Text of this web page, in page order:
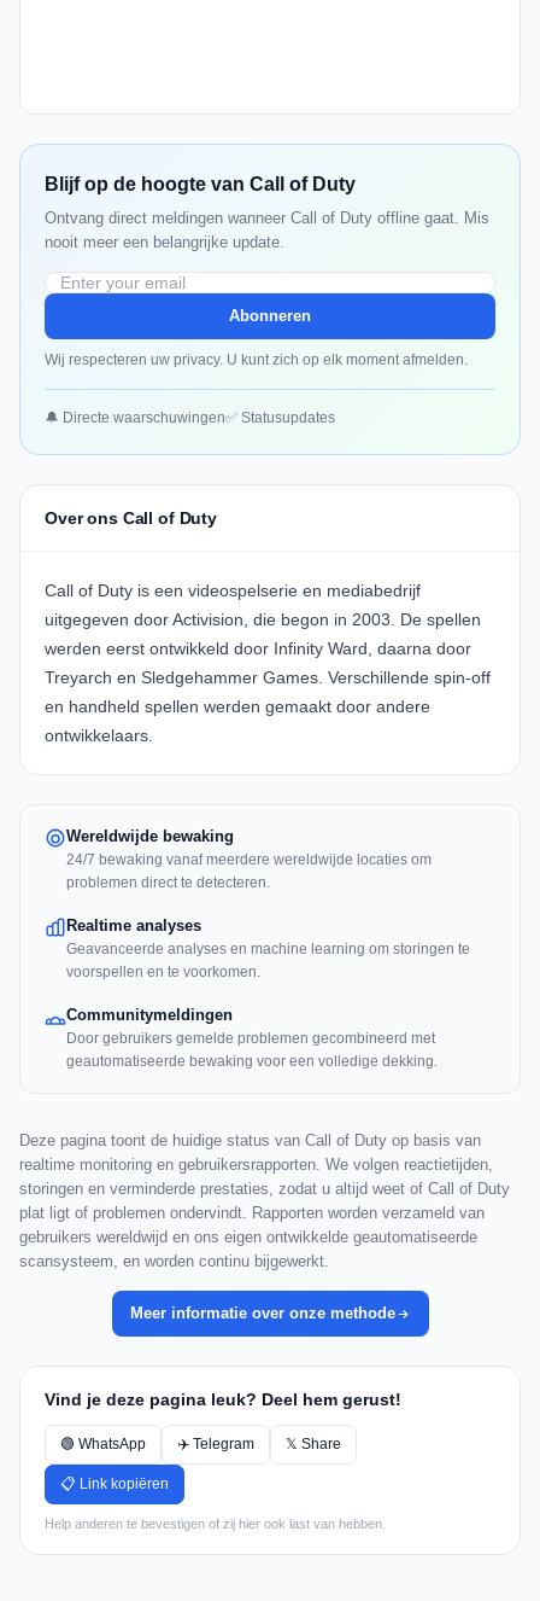
Blijf op de hoogte van Call of Duty
Ontvang direct meldingen wanneer Call of Duty offline gaat. Mis
nooit meer een belangrijke update.
Abonneren
Wij respecteren uw privacy. U kunt zich op elk moment afmelden.
🔔 Directe waarschuwingen✅ Statusupdates
Over ons Call of Duty
Call of Duty is een videospelserie en mediabedrijf
uitgegeven door Activision, die begon in 2003. De spellen
werden eerst ontwikkeld door Infinity Ward, daarna door
Treyarch en Sledgehammer Games. Verschillende spin-off
en handheld spellen werden gemaakt door andere
ontwikkelaars.
Wereldwijde bewaking
24/7 bewaking vanaf meerdere wereldwijde locaties om
problemen direct te detecteren.
Realtime analyses
Geavanceerde analyses en machine learning om storingen te
voorspellen en te voorkomen.
Communitymeldingen
Door gebruikers gemelde problemen gecombineerd met
geautomatiseerde bewaking voor een volledige dekking.
Deze pagina toont de huidige status van Call of Duty op basis van
realtime monitoring en gebruikersrapporten. We volgen reactietijden,
storingen en verminderde prestaties, zodat u altijd weet of Call of Duty
plat ligt of problemen ondervindt. Rapporten worden verzameld van
gebruikers wereldwijd en ons eigen ontwikkelde geautomatiseerde
scansysteem, en worden continu bijgewerkt.
Meer informatie over onze methode
Vind je deze pagina leuk? Deel hem gerust!
🟢 WhatsApp ✈️ Telegram 𝕏 Share
📋 Link kopiëren
Help anderen te bevestigen of zij hier ook last van hebben.